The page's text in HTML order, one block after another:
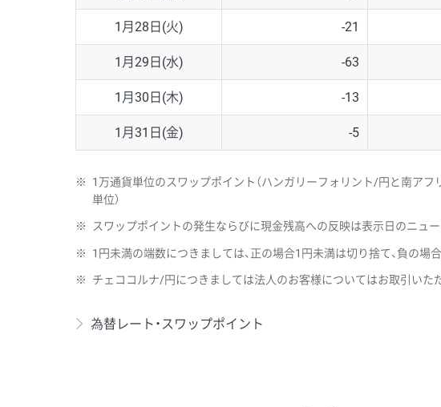
1月28日(火) -21
1月29日(水) -63
1月30日(木) -13
1月31日(金) -5
※
1万通貨単位のスワップポイント（ハンガリーフォリント/円と南ア
単位）
※ スワップポイントの発生ならびに現金残高への反映は表示日のニュ
※ 1円未満の端数につきましては、正の場合1円未満は切り捨て、負の場
※ チェココルナ/円につきましては法人のお客様についてはお取引いた
為替レート・スワップポイント